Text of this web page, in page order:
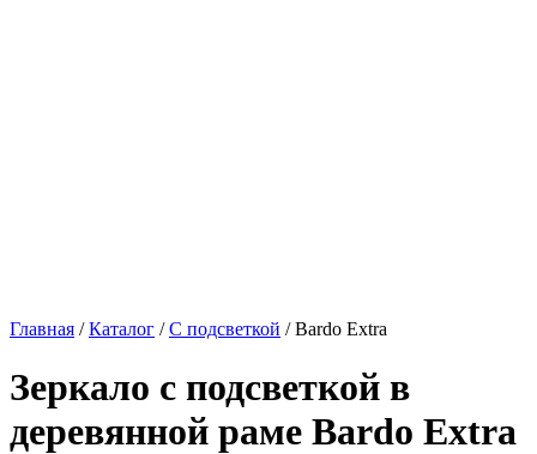
Главная /Каталог /С подсветкой /Bardo Extra
Зеркало с подсветкой в
деревянной раме Bardo Extra